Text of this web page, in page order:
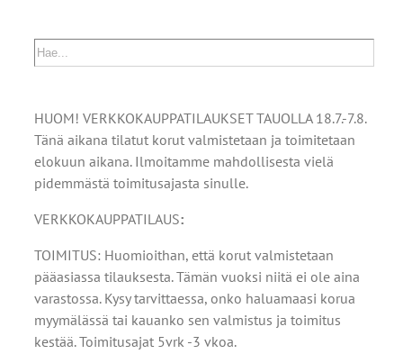
HUOM! VERKKOKAUPPATILAUKSET TAUOLLA 18.7.-7.8.
Tänä aikana tilatut korut valmistetaan ja toimitetaan
elokuun aikana. Ilmoitamme mahdollisesta vielä
pidemmästä toimitusajasta sinulle.
VERKKOKAUPPATILAUS:
TOIMITUS: Huomioithan, että korut valmistetaan
pääasiassa tilauksesta. Tämän vuoksi niitä ei ole aina
varastossa. Kysy tarvittaessa, onko haluamaasi korua
myymälässä tai kauanko sen valmistus ja toimitus
kestää. Toimitusajat 5vrk -3 vkoa.